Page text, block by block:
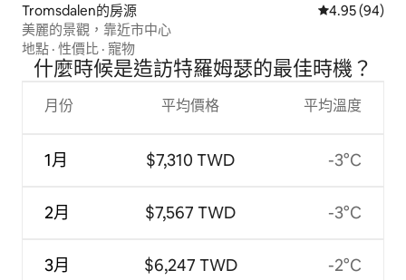
Tromsdalen的房源 從 94 則評價
4.95 (94)
美麗的景觀，靠近市中心
地點 · 性價比 · 寵物
什麼時候是造訪特羅姆瑟的最佳時機？
月份
1月
2月
3月
平均價格
$7,310 TWD
$7,567 TWD
$6,247 TWD
平均溫度
-3°C
-3°C
-2°C